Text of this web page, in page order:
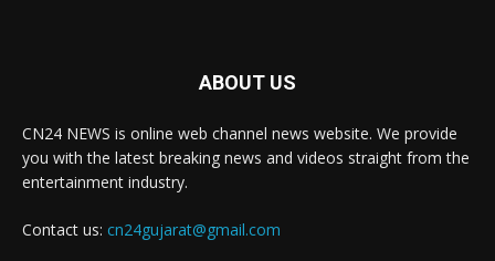
ABOUT US
CN24 NEWS is online web channel news website. We provide
you with the latest breaking news and videos straight from the
entertainment industry.
Contact us: cn24gujarat@gmail.com